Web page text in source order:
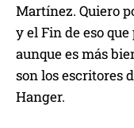
Martínez. Quiero
y el Fin de eso
aunque es más
son los escritores
Hanger.